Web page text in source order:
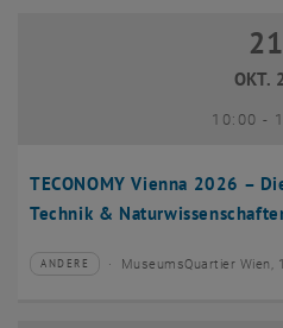
TECONOMY Vienna 2026 –
Technik &
21 21
OKT.
10:00-
Veranstaltungstyp:
ANDERE
Veranstaltungsort:MuseumsQuartier Wien,